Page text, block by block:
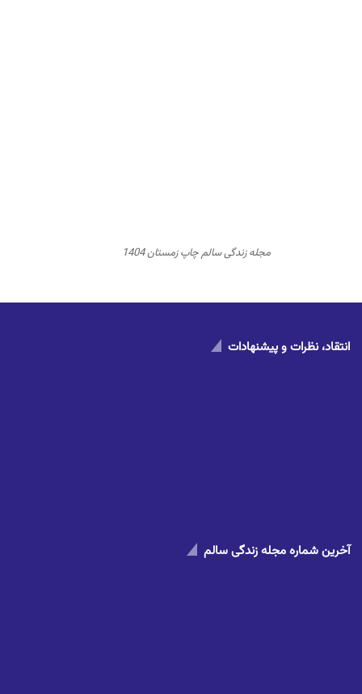
مجله زندگی سالم چاپ زمستان 1404
انتقاد، نظرات و پیشنهادات
آخرین شماره مجله زندگی سالم